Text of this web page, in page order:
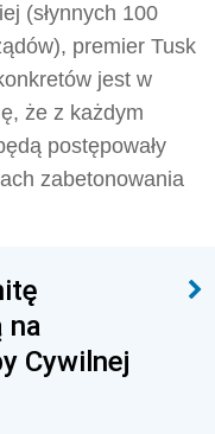
(słynnych 100
premier Tusk
jest w
że z każdym
postępowały
zabetonowania
na
Cywilnej